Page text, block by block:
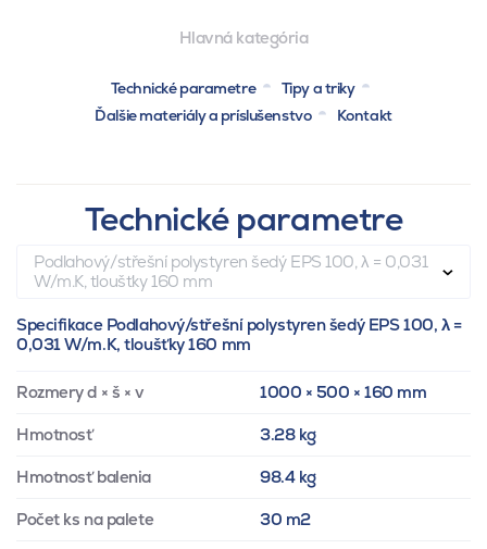
Hlavná kategória
Technické parametre
Tipy a triky
Ďalšie materiály a príslušenstvo
Kontakt
Technické parametre
Podlahový/střešní polystyren šedý EPS 100, λ = 0,031
W/m.K, tloušťky 160 mm
Specifikace Podlahový/střešní polystyren šedý EPS 100, λ =
0,031 W/m.K, tloušťky 160 mm
Rozmery d × š × v 1000 × 500 × 160 mm
Hmotnosť 3.28 kg
Hmotnosť balenia 98.4 kg
Počet ks na palete 30 m2